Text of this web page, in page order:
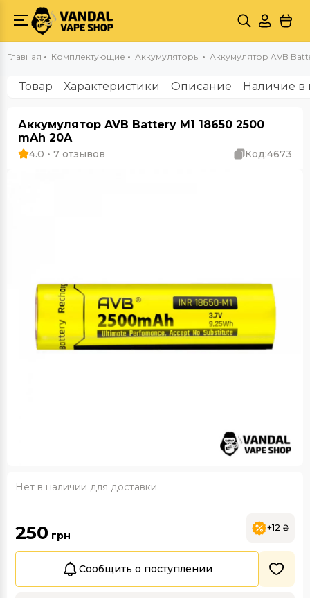
Главная Комплектующие Аккумуляторы Аккумулятор AVB
Товар Характеристики Описание Наличие в
Аккумулятор AVB Battery M1 18650 2500
mAh 20A
4.0 • 7 отзывов Код:4673
Нет в наличии для доставки
250 грн
+12 ₴
Сообщить о поступлении